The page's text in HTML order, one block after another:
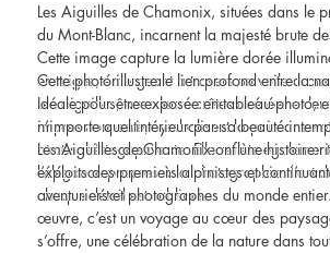
Les Aiguilles de Chamonix, situées dans le
du Mont-Blanc, incarnent la majesté brute
Cette image capture la lumière dorée
enneigés, émergeant à travers un voile
Les aiguilles, avec leurs crêtes acérées et
impressionnante, symbolisent la puissance
haute montagne.
Cette photo illustre le lien profond entre la
Idéale pour être exposée en tableau photo,
n’importe quel intérieur par sa beauté
atmosphère captivante. Elle reflète
l’élégance propres à la photographie d’art
chaque détail est sublimé.
Les Aiguilles de Chamonix ont une histoire
exploits des premiers alpinistes et
aventuriers et photographes du monde
œuvre, c’est un voyage au cœur des
s’offre, une célébration de la nature dans